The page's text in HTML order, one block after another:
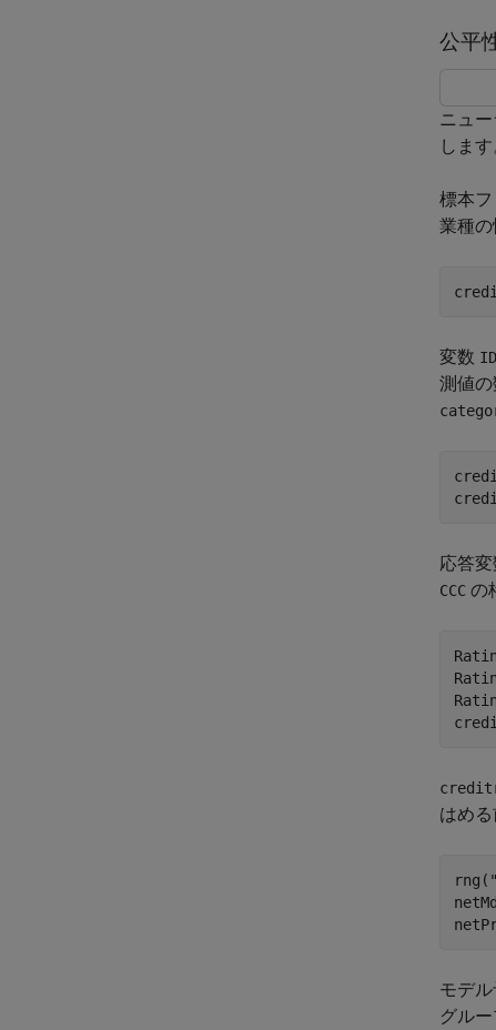
公平
ニュ
しま
標本
業種の
変数 ID
測値
応答変
CCC の
はめ
rng(
モデ
グル